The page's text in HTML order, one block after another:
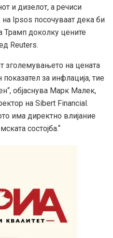
и дизелот, а речиси
Ipsos посочуваат дека би
Трамп доколку цените
Reuters.
зголемувањето на цената
за инфлација, тие
објаснува Марк Малек,
на Sibert Financial.
има директно влијание
состојба.“